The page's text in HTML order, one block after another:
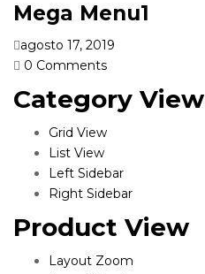
Mega Menu1
agosto 17, 2019
0 Comments
Category View
Grid View
List View
Left Sidebar
Right Sidebar
Product View
Layout Zoom